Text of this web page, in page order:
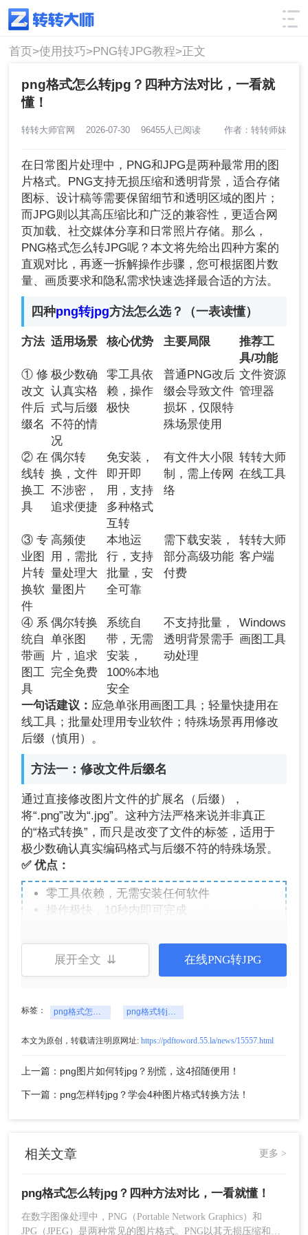
使用技巧 筛选
首页>使用技巧>PNG转JPG教程>正文
png格式怎么转jpg？四种方法对比，一看就
懂！
转转大师官网 2026-07-30 96455人已阅读 作者：转转师妹
在日常图片处理中，PNG和JPG是两种最常用的图
片格式。PNG支持无损压缩和透明背景，适合存储
图标、设计稿等需要保留细节和透明区域的图片；
而JPG则以其高压缩比和广泛的兼容性，更适合网
页加载、社交媒体分享和日常照片存储。那么，
PNG格式怎么转JPG呢？本文将先给出四种方案的
直观对比，再逐一拆解操作步骤，您可根据图片数
量、画质要求和隐私需求快速选择最合适的方法。
四种png转jpg方法怎么选？（一表读懂）
方法 适用场景 核心优势 主要局限
推荐工
具/功能
① 修
改文
件后
缀名
极少数确
认真实格
式与后缀
不符的情
况
零工具依
赖，操作
极快
普通PNG改后
缀会导致文件
损坏，仅限特
殊场景使用
文件资源
管理器
② 在
线转
换工
具
偶尔转
换，文件
不涉密，
追求便捷
免安装，
即开即
用，支持
多种格式
互转
有文件大小限
制，需上传网
络
转转大师
在线工具
③ 专
业图
片转
换软
件
高频使
用，需批
量处理大
量图片
本地运
行，支持
批量，安
全可靠
需下载安装，
部分高级功能
付费
转转大师
客户端
④ 系
统自
带画
图工
具
偶尔转换
单张图
片，追求
完全免费
系统自
带，无需
安装，
100%本地
安全
不支持批量，
透明背景需手
动处理
Windows
画图工具
一句话建议： 应急单张用画图工具；轻量快捷用在
线工具；批量处理用专业软件；特殊场景再用修改
后缀（慎用）。
方法一：修改文件后缀名
通过直接修改图片文件的扩展名（后缀），
将“.png”改为“.jpg”。这种方法严格来说并非真正
的“格式转换”，而只是改变了文件的标签，适用于
极少数确认真实编码格式与后缀不符的特殊场景。
✅ 优点：
零工具依赖，无需安装任何软件
操作极快，10秒内即可完成
普通PNG图片修改后缀会导致文件损坏，无法
改变文件本质，操作系统仍按原编码尝试读取
操作步骤：
名”；
展开全文 ⇊ 在线PNG转JPG
标签： png格式怎么转jpg png格式转jpg图片
本文为原创，转载请注明原网址: https://pdftoword.55.la/news/15557.html
上一篇：png图片如何转jpg？别慌，这4招随便用！
下一篇：png怎样转jpg？学会4种图片格式转换方法！
相关文章 更多 >
png格式怎么转jpg？四种方法对比，一看就懂！
在数字图像处理中，PNG（Portable Network Graphics）和
JPG（JPEG）是两种常见的图片格式。PNG以其无损压缩和透